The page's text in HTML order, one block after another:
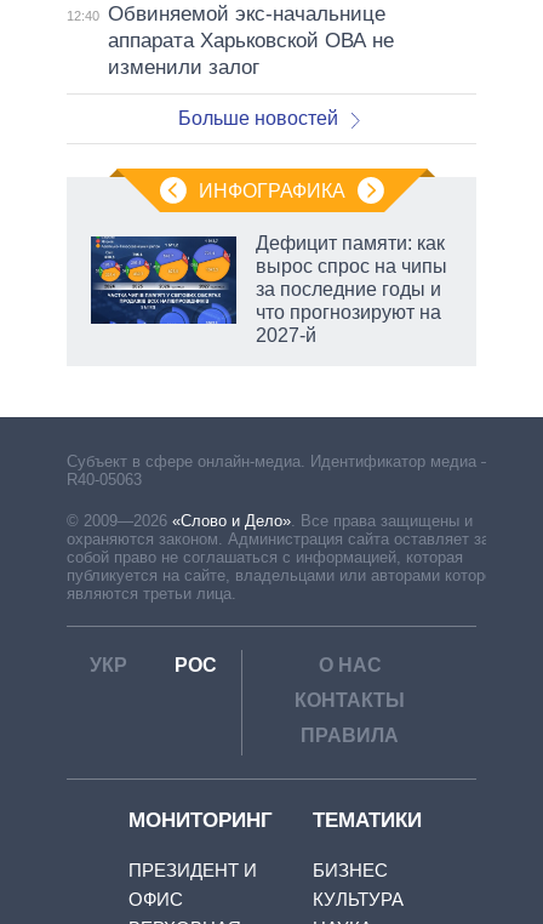
12:40 Обвиняемой экс-начальнице
аппарата Харьковской ОВА не
изменили залог
Больше новостей
ИНФОГРАФИКА
Дефицит памяти: как
вырос спрос на чипы
за последние годы и
что прогнозируют на
2027-й
Субъект в сфере онлайн-медиа. Идентификатор медиа –
R40-05063
© 2009—2026 «Слово и Дело»
Все права защищены и
охраняются законом. Администрация сайта оставляет за
собой право не соглашаться с информацией, которая
публикуется на сайте, владельцами или авторами которой
являются третьи лица.
УКР РОС
О НАС
КОНТАКТЫ
ПРАВИЛА
МОНИТОРИНГ
ПРЕЗИДЕНТ И
ОФИС
ТЕМАТИКИ
БИЗНЕС
КУЛЬТУРА